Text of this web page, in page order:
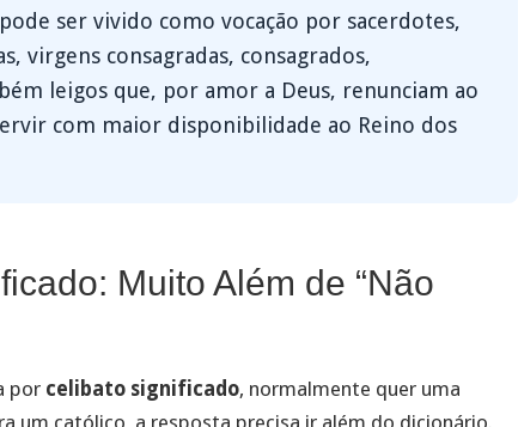
ser vivido como vocação por sacerdotes,
virgens consagradas, consagrados,
leigos que, por amor a Deus, renunciam ao
com maior disponibilidade ao Reino dos
Muito Além de “Não
por celibato significado, normalmente quer uma